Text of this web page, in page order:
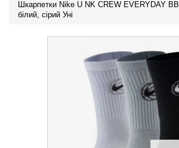
Шкарпетки Nike U NK CREW EVERYDAY
білий, сірий Уні